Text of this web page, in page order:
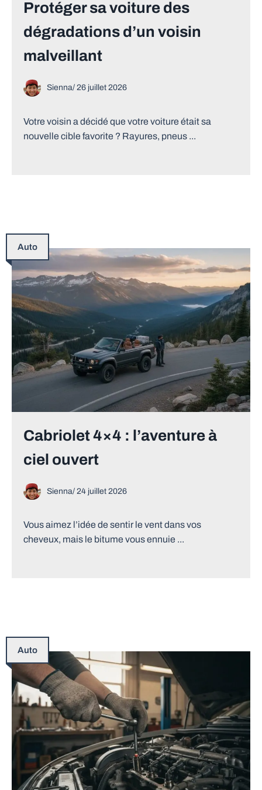
Protéger sa voiture des
dégradations d’un voisin
malveillant
Sienna/ 26 juillet 2026
Votre voisin a décidé que votre voiture était sa
nouvelle cible favorite ? Rayures, pneus ...
Auto
Cabriolet 4×4 : l’aventure à
ciel ouvert
Sienna/ 24 juillet 2026
Vous aimez l’idée de sentir le vent dans vos
cheveux, mais le bitume vous ennuie ...
Auto